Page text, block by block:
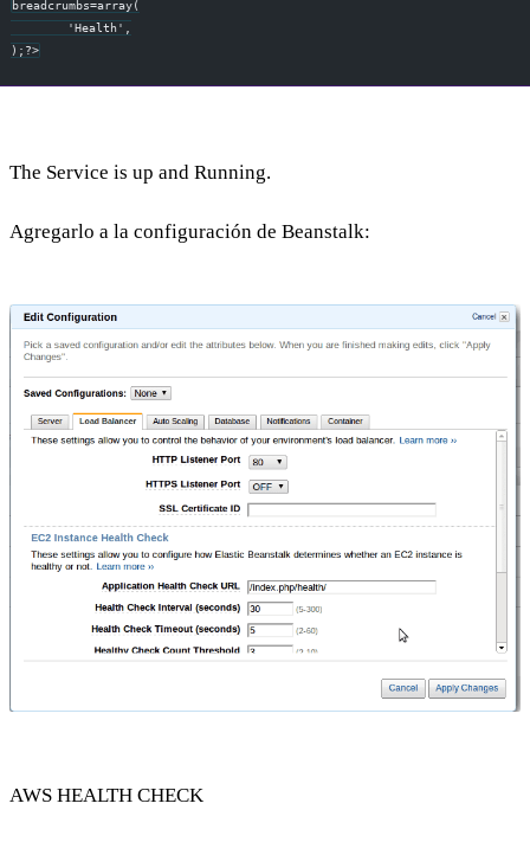
breadcrumbs=array(
	'Health',
);?>
The Service is up and Running.
Agregarlo a la configuración de Beanstalk:
AWS HEALTH CHECK